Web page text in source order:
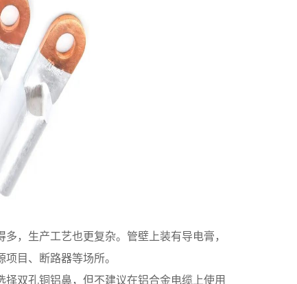
，生产工艺也更复杂。管壁上装有导电膏，
目、断路器等场所。
双孔铜铝鼻，但不建议在铝合金电缆上使用